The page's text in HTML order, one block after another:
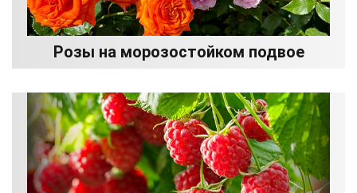
Розы на морозостойком подвое